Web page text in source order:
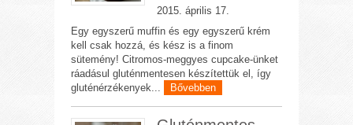
2015. április 17.
Egy egyszerű muffin és egy egyszerű krém
kell csak hozzá, és kész is a finom
sütemény! Citromos-meggyes cupcake-ünket
ráadásul gluténmentesen készítettük el, így
gluténérzékenyek...
Bővebben